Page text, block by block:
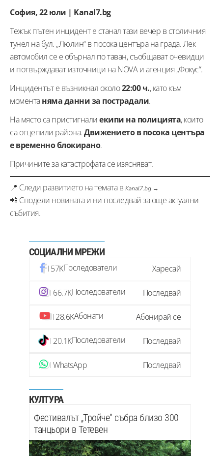
София, 22 юли | Kanal7.bg
Тежък пътен инцидент е станал тази вечер в столичния
тунел на бул. „Люлин“ в посока центъра на града. Лек
автомобил се е обърнал по таван, съобщават очевидци
и потвърждават източници на NOVA и агенция „Фокус“.
Инцидентът е възникнал около22:00 ч., като към
моментаняма данни за пострадали.
На място са пристигналиекипи на полицията, които
са отцепили района.Движението в посока центъра
е временно блокирано.
Причините за катастрофата се изясняват.
📍 Следи развитието на темата в Kanal7.bg →
📲 Сподели новината и ни последвай за още актуални
събития.
СОЦИАЛНИ МРЕЖИ
57KПоследователи Харесай
66.7KПоследователи Последвай
28.6KАбонати Абонирай се
20.1KПоследователи Последвай
WhatsApp Последвай
КУЛТУРА
Фестивалът „Тройче“ събра близо 300
танцьори в Тетевен